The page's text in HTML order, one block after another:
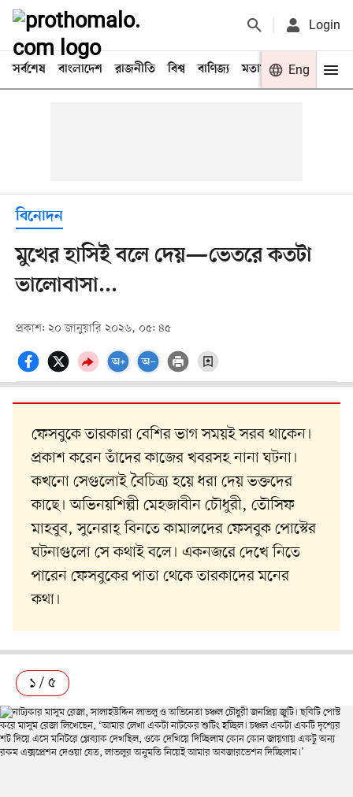
Login
সর্বশেষ বাংলাদেশ রাজনীতি বিশ্ব বাণিজ্য মতামত খেলা
Eng
বিনোদন
মুখের হাসিই বলে দেয়—ভেতরে কতটা
ভালোবাসা...
প্রকাশ: ২০ জানুয়ারি ২০২৬, ০৫: ৪৫
ফেসবুকে তারকারা বেশির ভাগ সময়ই সরব থাকেন।
প্রকাশ করেন তাঁদের কাজের খবরসহ নানা ঘটনা।
কখনো সেগুলোই বৈচিত্র্য হয়ে ধরা দেয় ভক্তদের
কাছে। অভিনয়শিল্পী মেহজাবীন চৌধুরী, তৌসিফ
মাহবুব, সুনেরাহ্ বিনতে কামালদের ফেসবুক পোস্টের
ঘটনাগুলো সে কথাই বলে। একনজরে দেখে নিতে
পারেন ফেসবুকের পাতা থেকে তারকাদের মনের
কথা।
১ / ৫